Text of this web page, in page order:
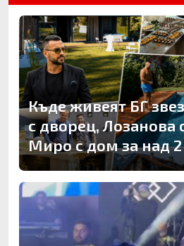
Къде живеят БГ
с дворец, Лозанова
Миро с дом за над